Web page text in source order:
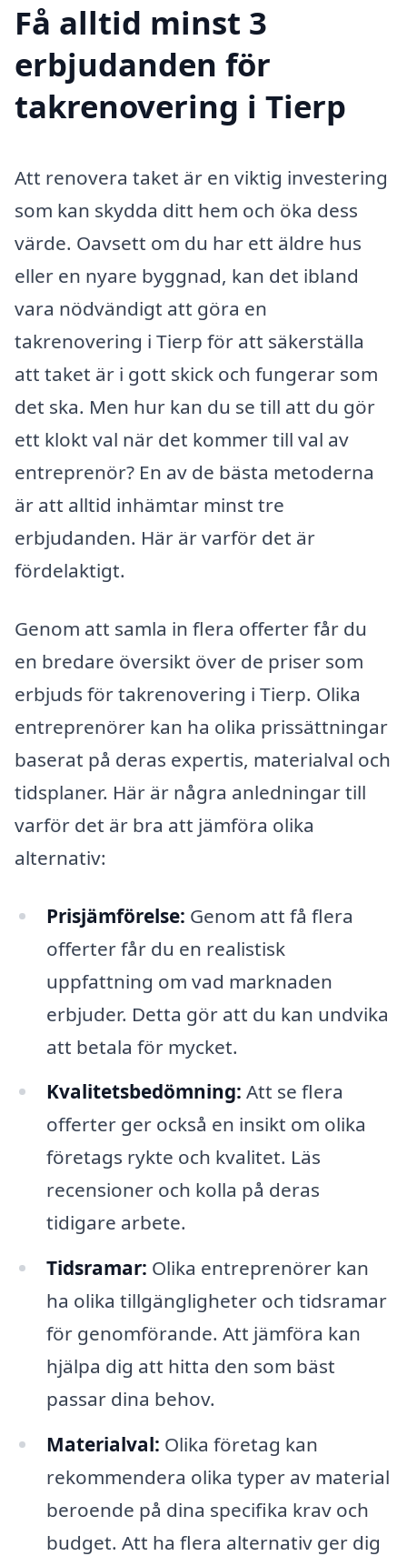
Få alltid minst 3
erbjudanden för
takrenovering i Tierp
Att renovera taket är en viktig investering
som kan skydda ditt hem och öka dess
värde. Oavsett om du har ett äldre hus
eller en nyare byggnad, kan det ibland
vara nödvändigt att göra en
takrenovering i Tierp för att säkerställa
att taket är i gott skick och fungerar som
det ska. Men hur kan du se till att du gör
ett klokt val när det kommer till val av
entreprenör? En av de bästa metoderna
är att alltid inhämtar minst tre
erbjudanden. Här är varför det är
fördelaktigt.
Genom att samla in flera offerter får du
en bredare översikt över de priser som
erbjuds för takrenovering i Tierp. Olika
entreprenörer kan ha olika prissättningar
baserat på deras expertis, materialval och
tidsplaner. Här är några anledningar till
varför det är bra att jämföra olika
alternativ:
Prisjämförelse: Genom att få flera
offerter får du en realistisk
uppfattning om vad marknaden
erbjuder. Detta gör att du kan undvika
att betala för mycket.
Kvalitetsbedömning: Att se flera
offerter ger också en insikt om olika
företags rykte och kvalitet. Läs
recensioner och kolla på deras
tidigare arbete.
Tidsramar: Olika entreprenörer kan
ha olika tillgängligheter och tidsramar
för genomförande. Att jämföra kan
hjälpa dig att hitta den som bäst
passar dina behov.
Materialval: Olika företag kan
rekommendera olika typer av material
beroende på dina specifika krav och
budget. Att ha flera alternativ ger dig